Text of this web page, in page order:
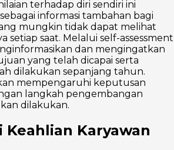
terhadap diri sendiri ini
informasi tambahan bagi
mungkin tidak dapat melihat
setiap saat. Melalui self-assessment
dan mengingatkan
yang telah dicapai serta
dilakukan sepanjang tahun.
mempengaruhi keputusan
langkah pengembangan
dilakukan.
Keahlian Karyawan